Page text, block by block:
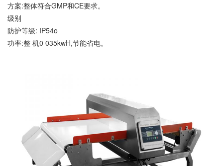
方案:整体符合GMP和CE要求。
级别
防护等级: IP54o
功率:整 机0 035kwH,节能省电。